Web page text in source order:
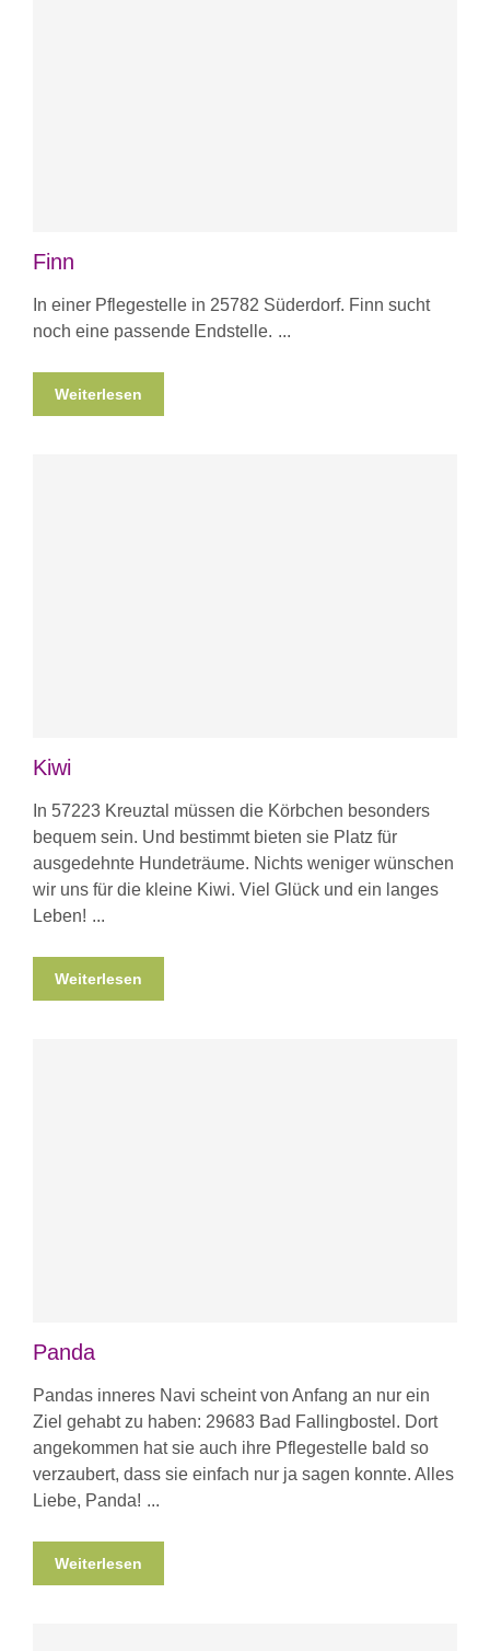
Finn
In einer Pflegestelle in 25782 Süderdorf. Finn sucht
noch eine passende Endstelle.
Weiterlesen
Kiwi
In 57223 Kreuztal müssen die Körbchen besonders
bequem sein. Und bestimmt bieten sie Platz für
ausgedehnte Hundeträume. Nichts weniger wünschen
wir uns für die kleine Kiwi. Viel Glück und ein langes
Leben!
Weiterlesen
Panda
Pandas inneres Navi scheint von Anfang an nur ein
Ziel gehabt zu haben: 29683 Bad Fallingbostel. Dort
angekommen hat sie auch ihre Pflegestelle bald so
verzaubert, dass sie einfach nur ja sagen konnte. Alles
Liebe, Panda!
Weiterlesen